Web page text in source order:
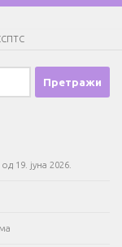
19. јуна 2026.